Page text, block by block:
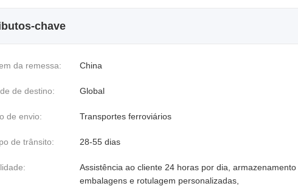
chave
da remessa: China
de destino: Global
de envio: Transportes ferroviários
de trânsito: 28-55 dias
Assistência ao cliente 24 horas por dia, armazenamento
embalagens e rotulagem personalizadas,